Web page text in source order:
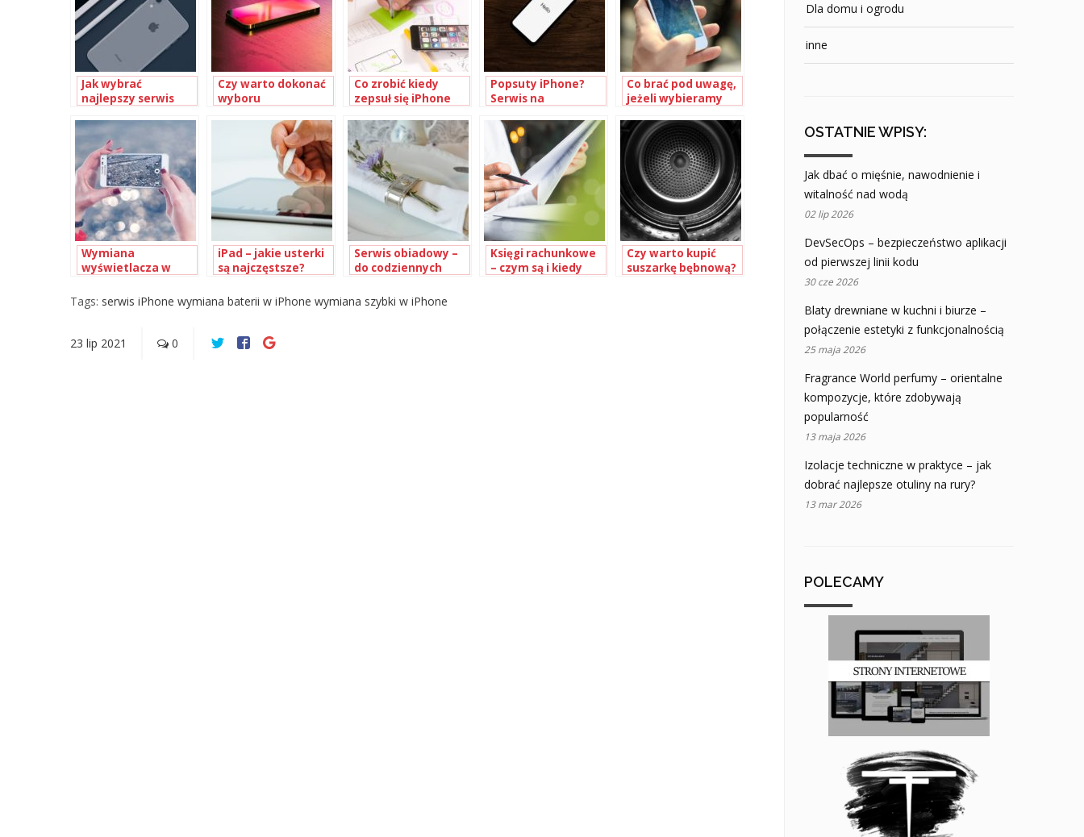
Jak wybrać
najlepszy serwis
Czy warto dokonać
wyboru
serwisu Apple?
Co zrobić kiedy
zepsuł się iPhone
Popsuty iPhone?
Serwis na
Co brać pod uwagę,
jeżeli wybieramy
Wymiana
wyświetlacza w
iPad – jakie usterki
są najczęstsze?
Serwis obiadowy –
do codziennych
ważne okazje
Księgi rachunkowe
– czym są i kiedy
Czy warto kupić
suszarkę bębnową?
Tags: serwis iPhone wymiana baterii w iPhone wymiana szybki w iPhone
23 lip 2021 0
Dla domu i ogrodu
inne
OSTATNIE WPISY:
Jak dbać o mięśnie, nawodnienie i
witalność nad wodą
02 lip 2026
DevSecOps – bezpieczeństwo aplikacji
od pierwszej linii kodu
30 cze 2026
Blaty drewniane w kuchni i biurze –
połączenie estetyki z funkcjonalnością
25 maja 2026
Fragrance World perfumy – orientalne
kompozycje, które zdobywają
popularność
13 maja 2026
Izolacje techniczne w praktyce – jak
dobrać najlepsze otuliny na rury?
13 mar 2026
POLECAMY